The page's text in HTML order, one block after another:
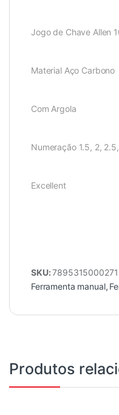
Jogo de Chave Allen
Material Aço Carbono
Com Argola
Numeração 1.5, 2,
Excellent
SKU:7895315000271
Ferramenta manual,
Produtos